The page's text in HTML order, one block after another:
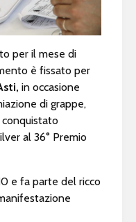
per il mese di
è fissato per
in occasione
di grappe,
al 36° Premio
e fa parte del ricco